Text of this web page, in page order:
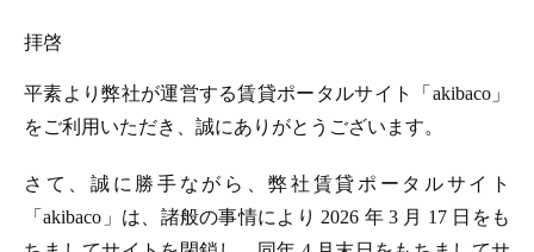
拝啓
平素より弊社が運営する賃貸ポータルサイト「akibaco」
をご利用いただき、誠にありがとうございます。
さて、誠に勝手ながら、弊社賃貸ポータルサイト
「akibaco」は、諸般の事情により 2026 年 3 月 17 日をも